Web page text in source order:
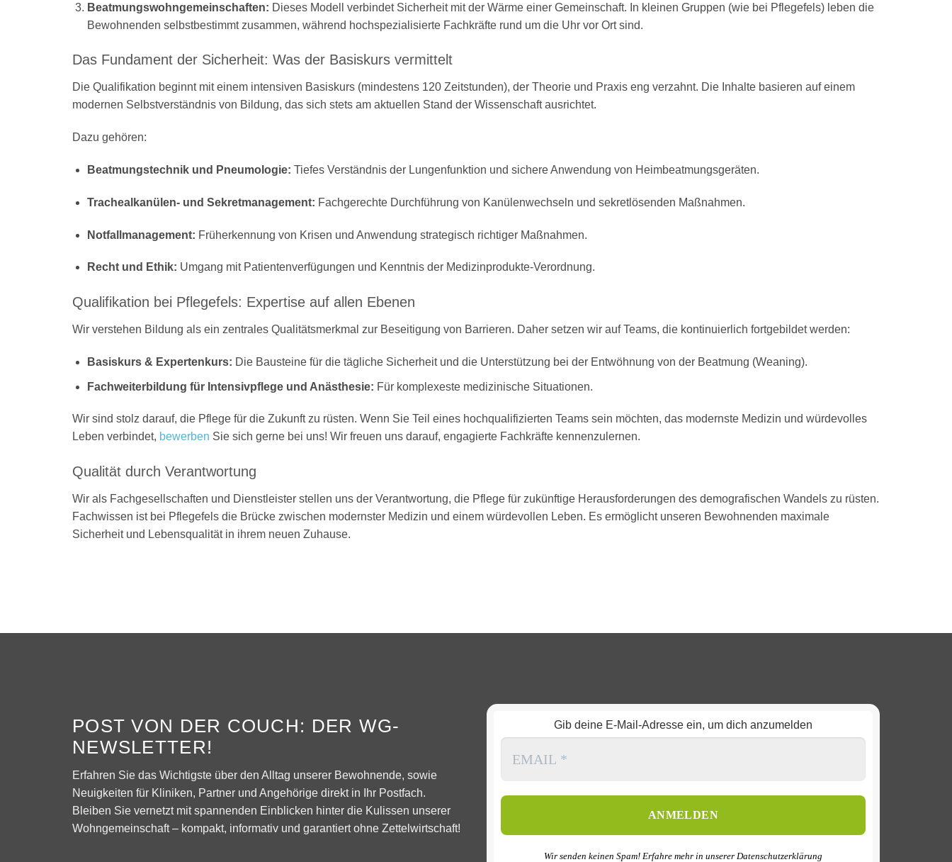
Beatmungswohngemeinschaften: Dieses Modell verbindet Sicherheit mit der Wärme einer Gemeinschaft. In kleinen Gruppen (wie bei Pflegefels) leben die
Bewohnenden selbstbestimmt zusammen, während hochspezialisierte Fachkräfte rund um die Uhr vor Ort sind.
Das Fundament der Sicherheit: Was der Basiskurs vermittelt
Die Qualifikation beginnt mit einem intensiven Basiskurs (mindestens 120 Zeitstunden), der Theorie und Praxis eng verzahnt. Die Inhalte basieren auf einem
modernen Selbstverständnis von Bildung, das sich stets am aktuellen Stand der Wissenschaft ausrichtet.
Dazu gehören:
Beatmungstechnik und Pneumologie: Tiefes Verständnis der Lungenfunktion und sichere Anwendung von Heimbeatmungsgeräten.
Trachealkanülen- und Sekretmanagement: Fachgerechte Durchführung von Kanülenwechseln und sekretlösenden Maßnahmen.
Notfallmanagement: Früherkennung von Krisen und Anwendung strategisch richtiger Maßnahmen.
Recht und Ethik: Umgang mit Patientenverfügungen und Kenntnis der Medizinprodukte-Verordnung.
Qualifikation bei Pflegefels: Expertise auf allen Ebenen
Wir verstehen Bildung als ein zentrales Qualitätsmerkmal zur Beseitigung von Barrieren. Daher setzen wir auf Teams, die kontinuierlich fortgebildet werden:
Basiskurs & Expertenkurs: Die Bausteine für die tägliche Sicherheit und die Unterstützung bei der Entwöhnung von der Beatmung (Weaning).
Fachweiterbildung für Intensivpflege und Anästhesie: Für komplexeste medizinische Situationen.
Wir sind stolz darauf, die Pflege für die Zukunft zu rüsten. Wenn Sie Teil eines hochqualifizierten Teams sein möchten, das modernste Medizin und würdevolles
Leben verbindet, bewerben Sie sich gerne bei uns! Wir freuen uns darauf, engagierte Fachkräfte kennenzulernen.
Qualität durch Verantwortung
Wir als Fachgesellschaften und Dienstleister stellen uns der Verantwortung, die Pflege für zukünftige Herausforderungen des demografischen Wandels zu rüsten.
Fachwissen ist bei Pflegefels die Brücke zwischen modernster Medizin und einem würdevollen Leben. Es ermöglicht unseren Bewohnenden maximale
Sicherheit und Lebensqualität in ihrem neuen Zuhause.
POST VON DER COUCH: DER WG-
NEWSLETTER!
Erfahren Sie das Wichtigste über den Alltag unserer Bewohnende, sowie
Neuigkeiten für Kliniken, Partner und Angehörige direkt in Ihr Postfach.
Bleiben Sie vernetzt mit spannenden Einblicken hinter die Kulissen unserer
Wohngemeinschaft – kompakt, informativ und garantiert ohne Zettelwirtschaft!
Gib deine E-Mail-Adresse ein, um dich anzumelden
Wir senden keinen Spam! Erfahre mehr in unserer Datenschutzerklärung